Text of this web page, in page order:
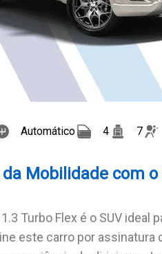
Automático 4 7
Mobilidade com
Turbo Flex é o SUV ideal
este carro por assinatura